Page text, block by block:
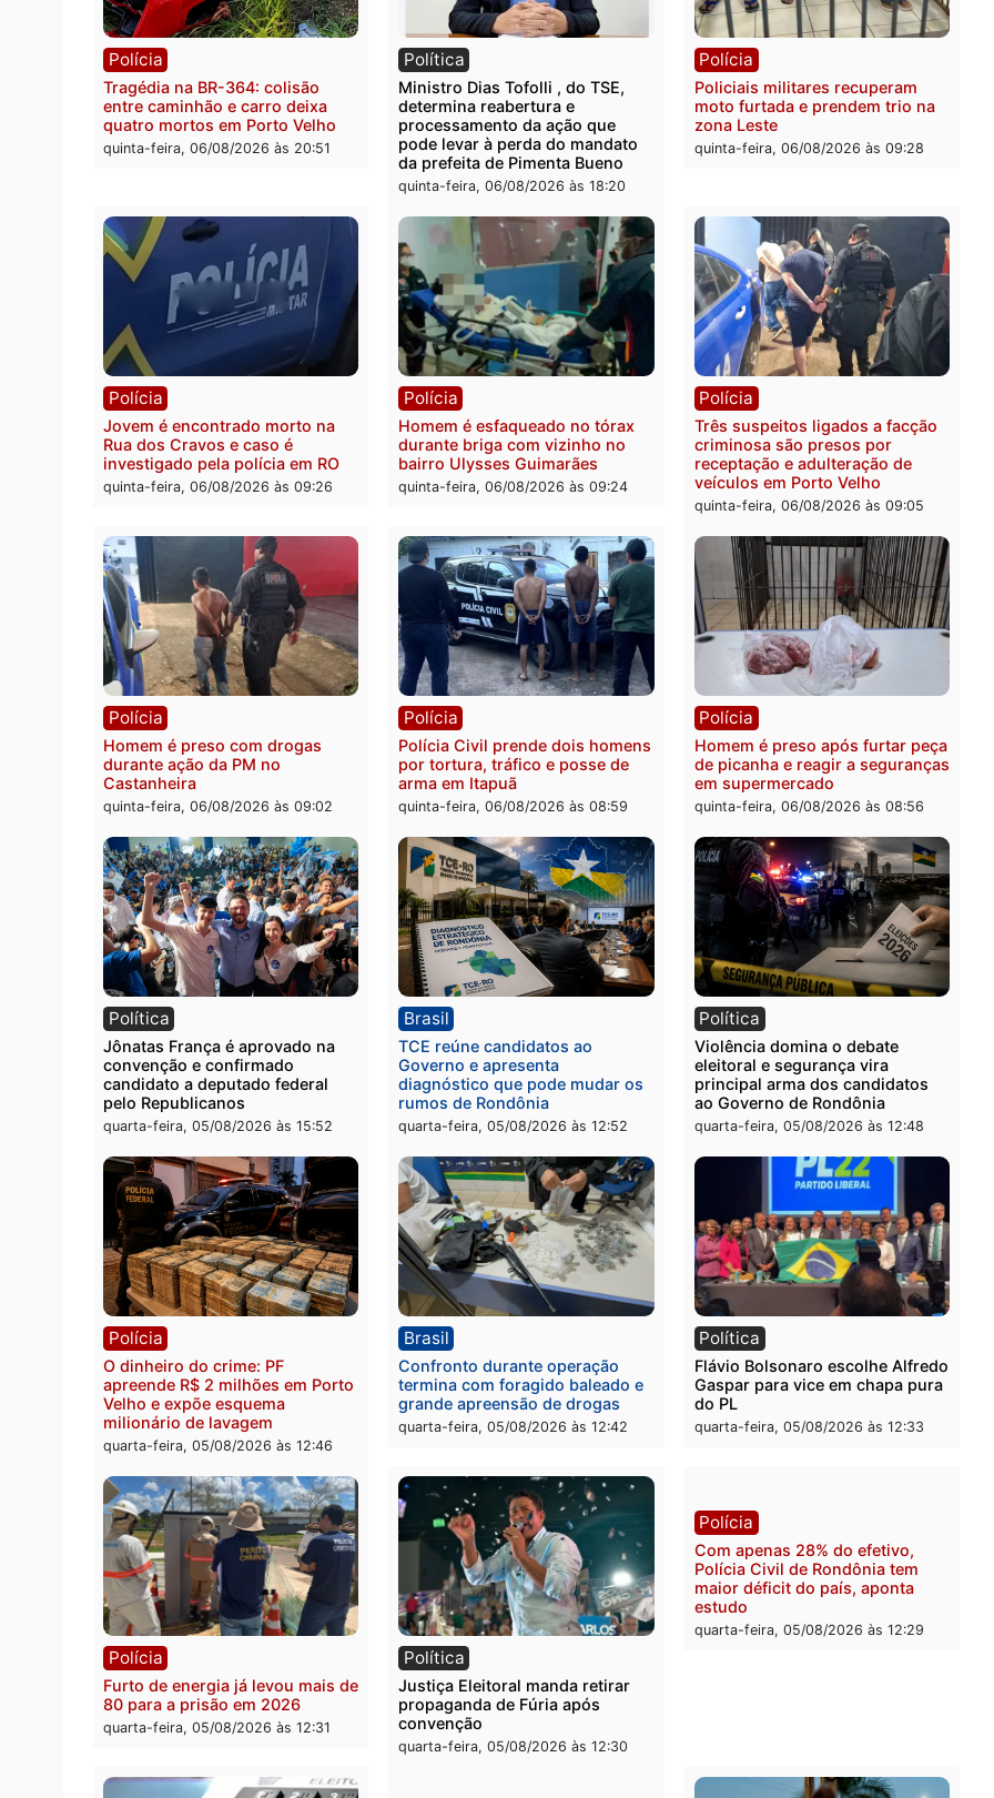
Você também vai querer ler...
Polícia
Tragédia na BR-364: colisão
entre caminhão e carro deixa
quatro mortos em Porto Velho
quinta-feira, 06/08/2026 às 20:51
Política
Ministro Dias Tofolli , do TSE,
determina reabertura e
processamento da ação que
pode levar à perda do mandato
da prefeita de Pimenta Bueno
quinta-feira, 06/08/2026 às 18:20
Polícia
Policiais militares
moto furtada e prendem
zona Leste
Polícia
Jovem é encontrado morto na
Rua dos Cravos e caso é
investigado pela polícia em RO
quinta-feira, 06/08/2026 às 09:26
Polícia
Homem é esfaqueado no tórax
durante briga com vizinho no
bairro Ulysses Guimarães
quinta-feira, 06/08/2026 às 09:24
Polícia
criminosa são presos por
receptação e adulteração
veículos em Porto Velho
quinta-feira, 06/08/2026 às
Polícia
Homem é preso com drogas
durante ação da PM no
Castanheira
quinta-feira, 06/08/2026 às 09:02
Polícia
Polícia Civil prende dois homens
por tortura, tráfico e posse de
arma em Itapuã
quinta-feira, 06/08/2026 às 08:59
Polícia
Homem é preso após
de picanha e reagir a
em supermercado
quinta-feira, 06/08/2026 às
Política
Jônatas França é aprovado na
convenção e confirmado
candidato a deputado federal
quarta-feira, 05/08/2026 às 15:52
Brasil
TCE reúne candidatos ao
Governo e apresenta
quarta-feira, 05/08/2026 às 12:52
Política
eleitoral e segurança vira
Polícia
apreende R$ 2 milhões em Porto
Brasil
Confronto durante operação
termina com foragido baleado e
Gaspar para vice em